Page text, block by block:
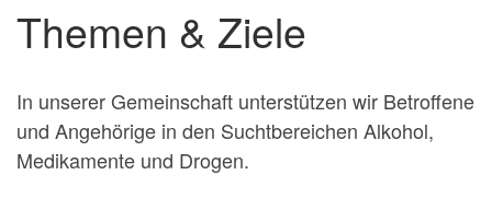
Themen & Ziele
In unserer Gemeinschaft unterstützen wir Betroffene
und Angehörige in den Suchtbereichen Alkohol,
Medikamente und Drogen.